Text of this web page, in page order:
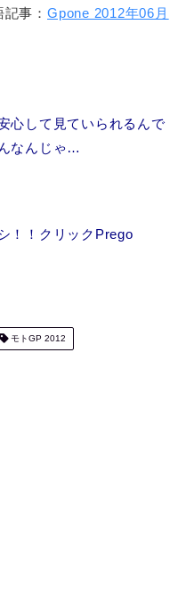
事： Gpone 2012年06月
心して見ていられるんで
なんじゃ…
！！クリックPrego
モトGP 2012